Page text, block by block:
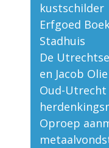
kustschilder
Erfgoed
Stadhuis
De
en Jacob Olie
Oud-
Oproep